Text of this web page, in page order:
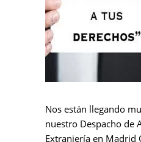
Nos están llegando
nuestro Despacho de
Extranjería en Madrid